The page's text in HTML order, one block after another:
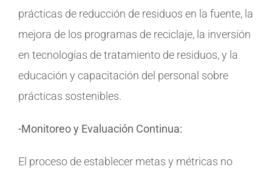
prácticas de reducción de residuos en la fuente, la
mejora de los programas de reciclaje, la inversión
en tecnologías de tratamiento de residuos, y la
educación y capacitación del personal sobre
prácticas sostenibles.
-Monitoreo y Evaluación Continua:
El proceso de establecer metas y métricas no